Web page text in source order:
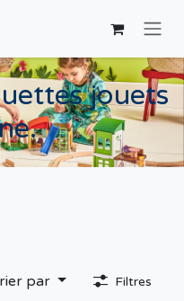
jouets
par Filtres